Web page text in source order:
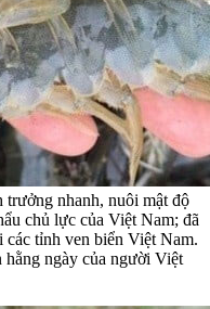
trưởng nhanh, nuôi mật độ
chủ lực của Việt Nam; đã
các tỉnh ven biển Việt Nam.
hằng ngày của người Việt